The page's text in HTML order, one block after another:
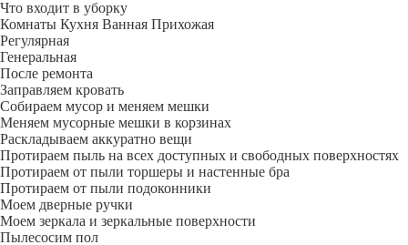
Что входит в уборку
Регу­лярная
Гене­ральная
После ремонта
Заправляем кровать
Собираем мусор и меняем мешки
Меняем мусорные мешки в корзинах
Раскладываем аккуратно вещи
Протираем пыль на всех доступных и свободных поверхностях
Протираем от пыли торшеры и настенные бра
Протираем от пыли подоконники
Моем дверные ручки
Моем зеркала и зеркальные поверхности
Пылесосим пол